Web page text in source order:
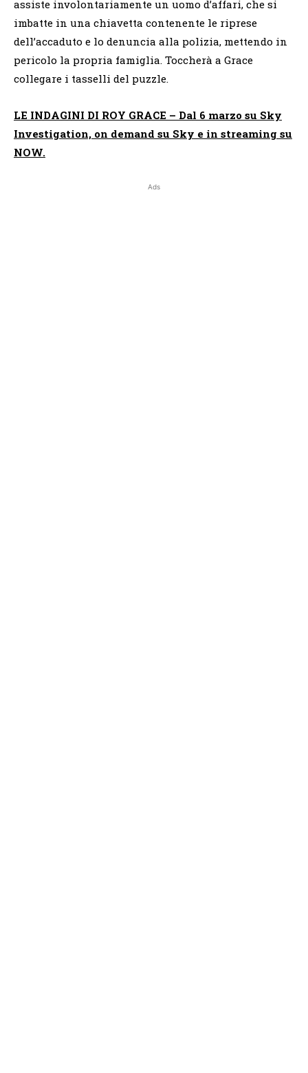
assiste involontariamente un uomo d’affari, che si
imbatte in una chiavetta contenente le riprese
dell’accaduto e lo denuncia alla polizia, mettendo in
pericolo la propria famiglia. Toccherà a Grace
collegare i tasselli del puzzle.
LE INDAGINI DI ROY GRACE – Dal 6 marzo su Sky
Investigation, on demand su Sky e in streaming su
NOW.
Ads